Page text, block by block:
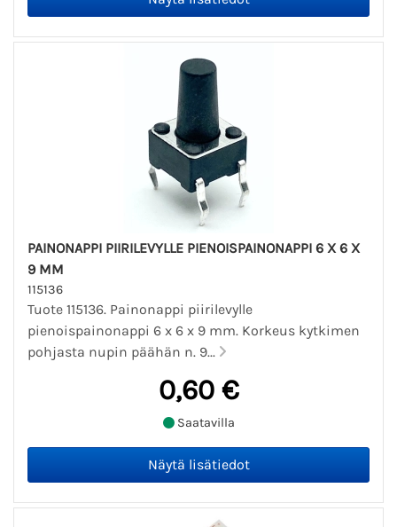
PAINONAPPI PIIRILEVYLLE PIENOISPAINONAPPI 6 X 6 X
9 MM
115136
Tuote 115136. Painonappi piirilevylle
pienoispainonappi 6 x 6 x 9 mm. Korkeus kytkimen
pohjasta nupin päähän n. 9...
0,60 €
Saatavilla